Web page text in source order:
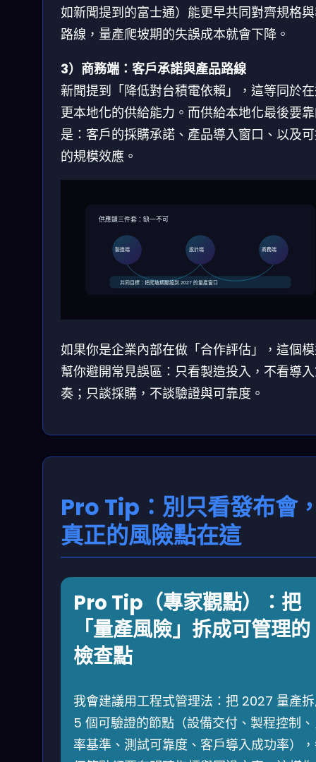
如新聞提到的富士通）能更早共同對齊規格
路線，量產爬坡期的失誤成本就會下降。
3）商務端：客戶承諾與產品路線
新聞提到「降低對台積電依賴」，這等同於
更本地化的供給能力。而供給本地化最後要
是：客戶的採購承諾、產品導入窗口、以及
的規模效應。
供應鏈三件套：缺一不可
製造端 設計端 商務端
共同目標：把爬坡期壓縮到 2027 的量產窗口
如果你是企業內部在做「合作評估」，這個
幫你避開常見誤區：只看製造投入，不看導
奏；只談採購，不談驗證與可靠度。
Pro Tip：別只看發布會
真正的風險點在這
Pro Tip（專家觀點）：把
「量產風險」拆成可管理的
檢查點
我會建議用工程式管理法：把 2027 量產
5 個可驗證的節點（設備交付、製程控制
率基準、測試可靠度、客戶導入成功率）